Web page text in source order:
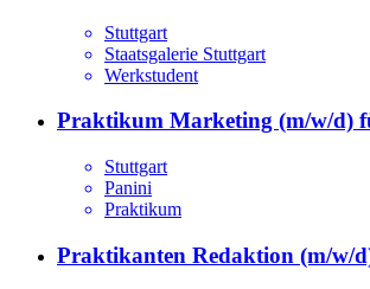
Stuttgart
Staatsgalerie Stuttgart
Werkstudent
Praktikum Marketing (m/w/d)
Stuttgart
Panini
Praktikum
Praktikanten Redaktion (m/w/